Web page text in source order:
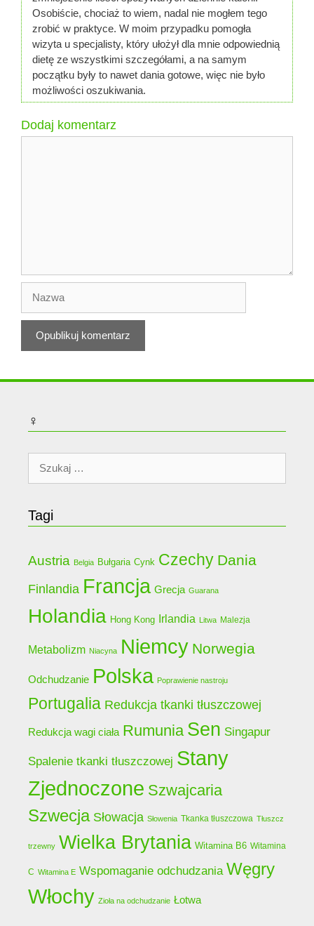
Osobiście, chociaż to wiem, nadal nie mogłem tego
zrobić w praktyce. W moim przypadku pomogła
wizyta u specjalisty, który ułożył dla mnie odpowiednią
dietę ze wszystkimi szczegółami, a na samym
początku były to nawet dania gotowe, więc nie było
możliwości oszukiwania.
Dodaj komentarz
♀
Szukaj:
Tagi
Austria Belgia Bułgaria Cynk Czechy Dania
Finlandia Francja Grecja Guarana
Holandia Hong Kong Irlandia Litwa Malezja
Metabolizm Niacyna Niemcy Norwegia
Odchudzanie Polska Poprawienie nastroju
Portugalia Redukcja tkanki tłuszczowej
Redukcja wagi ciała Rumunia Sen Singapur
Spalenie tkanki tłuszczowej Stany
Zjednoczone Szwajcaria
Szwecja Słowacja Słowenia Tkanka tłuszczowa Tłuszcz
trzewny Wielka Brytania Witamina B6 Witamina
C Witamina E Wspomaganie odchudzania Węgry
Włochy Zioła na odchudzanie Łotwa